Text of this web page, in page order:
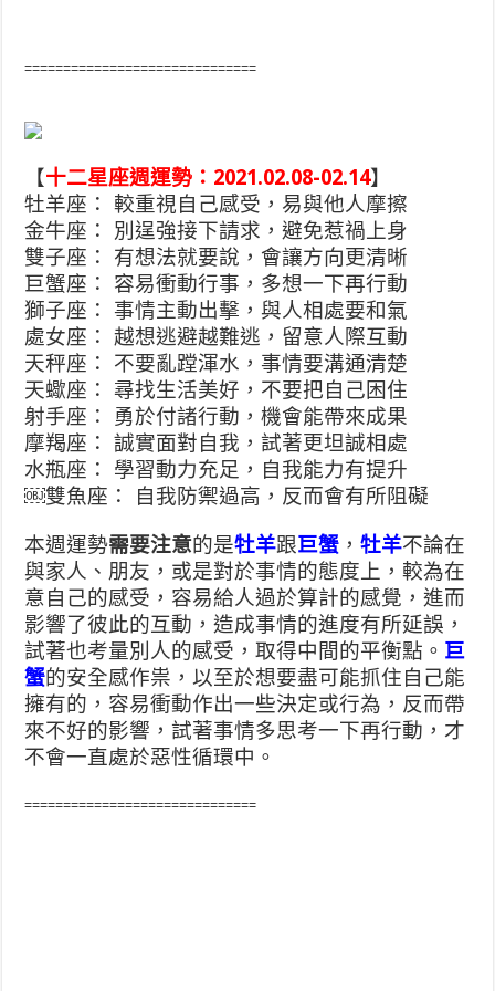
==============================
【十二星座週運勢：2021.02.08-02.14】
牡羊座： 較重視自己感受，易與他人摩擦
金牛座： 別逞強接下請求，避免惹禍上身
雙子座： 有想法就要說，會讓方向更清晰
巨蟹座： 容易衝動行事，多想一下再行動
獅子座： 事情主動出擊，與人相處要和氣
處女座： 越想逃避越難逃，留意人際互動
天秤座： 不要亂蹚渾水，事情要溝通清楚
天蠍座： 尋找生活美好，不要把自己困住
射手座： 勇於付諸行動，機會能帶來成果
摩羯座： 誠實面對自我，試著更坦誠相處
水瓶座： 學習動力充足，自我能力有提升
￼雙魚座： 自我防禦過高，反而會有所阻礙
本週運勢需要注意的是牡羊跟巨蟹 ，牡羊不論在
與家人、朋友，或是對於事情的態度上，較為在
意自己的感受，容易給人過於算計的感覺，進而
影響了彼此的互動，造成事情的進度有所延誤，
試著也考量別人的感受，取得中間的平衡點。 巨
蟹的安全感作祟，以至於想要盡可能抓住自己能
擁有的，容易衝動作出一些決定或行為，反而帶
來不好的影響，試著事情多思考一下再行動，才
不會一直處於惡性循環中。
==============================